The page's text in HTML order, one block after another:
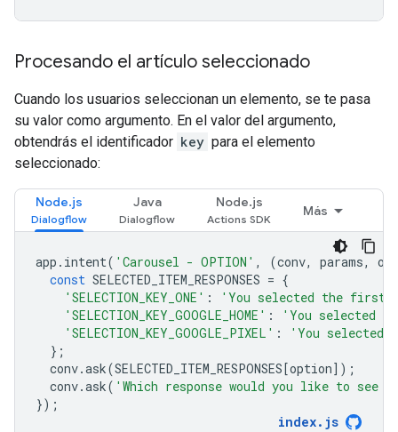
Procesando el artículo seleccionado
Cuando los usuarios seleccionan un elemento, se te pasa
su valor como argumento. En el valor del argumento,
obtendrás el identificador key para el elemento
seleccionado:
Node.js Java Node.js
Más
app . intent( 'Carousel - OPTION' , (conv, params,
const SELECTED_ITEM_RESPONSES = {
'SELECTION_KEY_ONE' :
'You selected the first
'SELECTION_KEY_GOOGLE_HOME' :
'You selected
'SELECTION_KEY_GOOGLE_PIXEL' :
'You selected
};
conv.ask(SELECTED_ITEM_RESPONSES[option]);
conv.ask( 'Which response would you like to see
});
index. js